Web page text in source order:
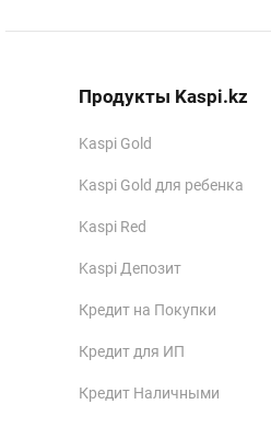
Продукты Kaspi.kz
Kaspi Gold
Kaspi Gold для ребенка
Kaspi Red
Kaspi Депозит
Кредит на Покупки
Кредит для ИП
Кредит Наличными